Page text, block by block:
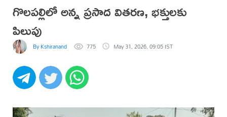
గొలపల్లిలో అన్న ప్రసాద వితరణ, భక్తులకు
పిలుపు
By Kshiranand 775 May 31, 2026, 09:05 IST